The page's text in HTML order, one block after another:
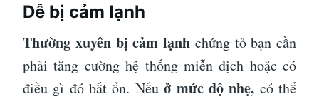
Dễ bị cảm lạnh
Thường xuyên bị cảm lạnh chứng tỏ bạn cần
phải tăng cường hệ thống miễn dịch hoặc có
điều gì đó bất ổn. Nếuở mức độ nhẹ, có thể